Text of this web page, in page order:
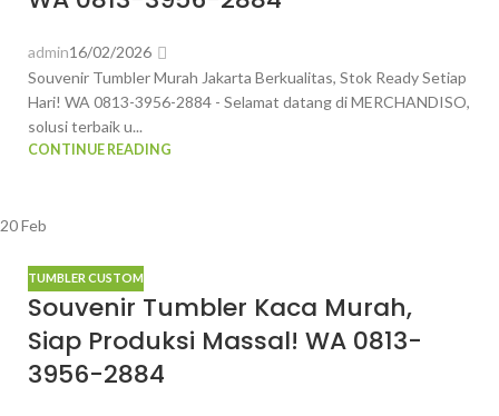
admin16/02/2026
Souvenir Tumbler Murah Jakarta Berkualitas, Stok Ready Setiap
Hari! WA 0813-3956-2884 - Selamat datang di MERCHANDISO,
solusi terbaik u...
CONTINUE READING
20Feb
TUMBLER CUSTOM
Souvenir Tumbler Kaca Murah,
Siap Produksi Massal! WA 0813-
3956-2884